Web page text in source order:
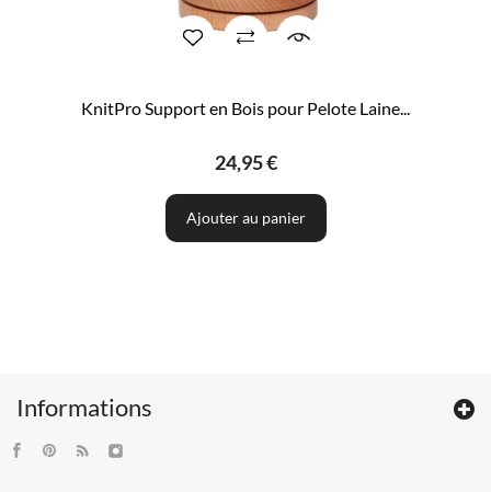
KnitPro Support en Bois pour Pelote Laine...
24,95 €
Ajouter au panier
Informations